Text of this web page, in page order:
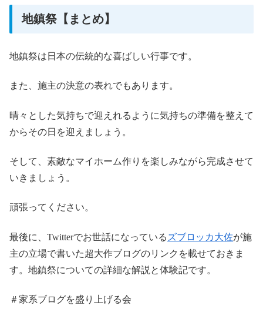
地鎮祭【まとめ】
地鎮祭は日本の伝統的な喜ばしい行事です。
また、施主の決意の表れでもあります。
晴々とした気持ちで迎えれるように気持ちの準備を整えて
からその日を迎えましょう。
そして、素敵なマイホーム作りを楽しみながら完成させて
いきましょう。
頑張ってください。
最後に、Twitterでお世話になっている ズブロッカ大佐が施
主の立場で書いた超大作ブログのリンクを載せておきま
す。地鎮祭についての詳細な解説と体験記です。
＃家系ブログを盛り上げる会